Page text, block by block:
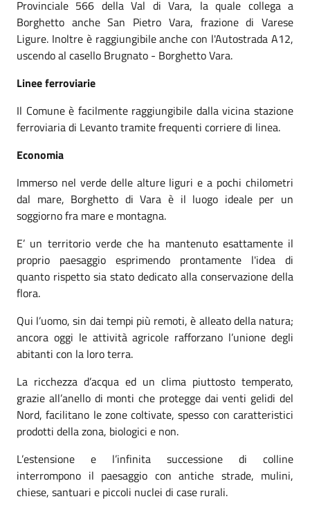
Provinciale 566 della Val di Vara, la quale collega a
Borghetto anche San Pietro Vara, frazione di Varese
Ligure. Inoltre è raggiungibile anche con l'Autostrada A12,
uscendo al casello Brugnato - Borghetto Vara.
Linee ferroviarie
Il Comune è facilmente raggiungibile dalla vicina stazione
ferroviaria di Levanto tramite frequenti corriere di linea.
Economia
Immerso nel verde delle alture liguri e a pochi chilometri
dal mare, Borghetto di Vara è il luogo ideale per un
soggiorno fra mare e montagna.
E’ un territorio verde che ha mantenuto esattamente il
proprio paesaggio esprimendo prontamente l'idea di
quanto rispetto sia stato dedicato alla conservazione della
flora.
Qui l’uomo, sin dai tempi più remoti, è alleato della natura;
ancora oggi le attività agricole rafforzano l’unione degli
abitanti con la loro terra.
La ricchezza d’acqua ed un clima piuttosto temperato,
grazie all’anello di monti che protegge dai venti gelidi del
Nord, facilitano le zone coltivate, spesso con caratteristici
prodotti della zona, biologici e non.
L’estensione e l’infinita successione di colline
interrompono il paesaggio con antiche strade, mulini,
chiese, santuari e piccoli nuclei di case rurali.